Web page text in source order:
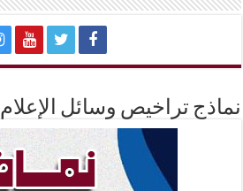
نماذج تراخيص وسائل الإعلام